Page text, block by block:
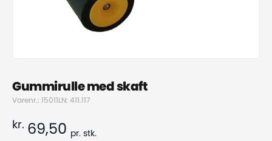
Gummirulle med skaft
Varenr.: 15011 LN: 411.117
kr. 69,50 pr. stk.